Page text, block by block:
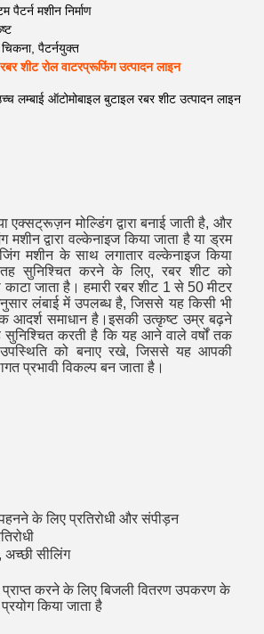
पैटर्न मशीन निर्माण
पैटर्नयुक्त
शीट रोल वाटरप्रूफिंग उत्पादन लाइन
लम्बाई ऑटोमोबाइल बुटाइल रबर शीट उत्पादन लाइन
एक्सट्रूज़न मोल्डिंग द्वारा बनाई जाती है, और
द्वारा वल्केनाइज किया जाता है या ड्रम
मशीन के साथ लगातार वल्केनाइज किया
सुनिश्चित करने के लिए, रबर शीट को
काटा जाता है। हमारी रबर शीट 1 से 50 मीटर
लंबाई में उपलब्ध है, जिससे यह किसी भी
आदर्श समाधान है।इसकी उत्कृष्ट उम्र बढ़ने
सुनिश्चित करती है कि यह आने वाले वर्षों तक
को बनाए रखे, जिससे यह आपकी
प्रभावी विकल्प बन जाता है।
के लिए प्रतिरोधी और संपीड़न
सीलिंग
करने के लिए बिजली वितरण उपकरण के
किया जाता है